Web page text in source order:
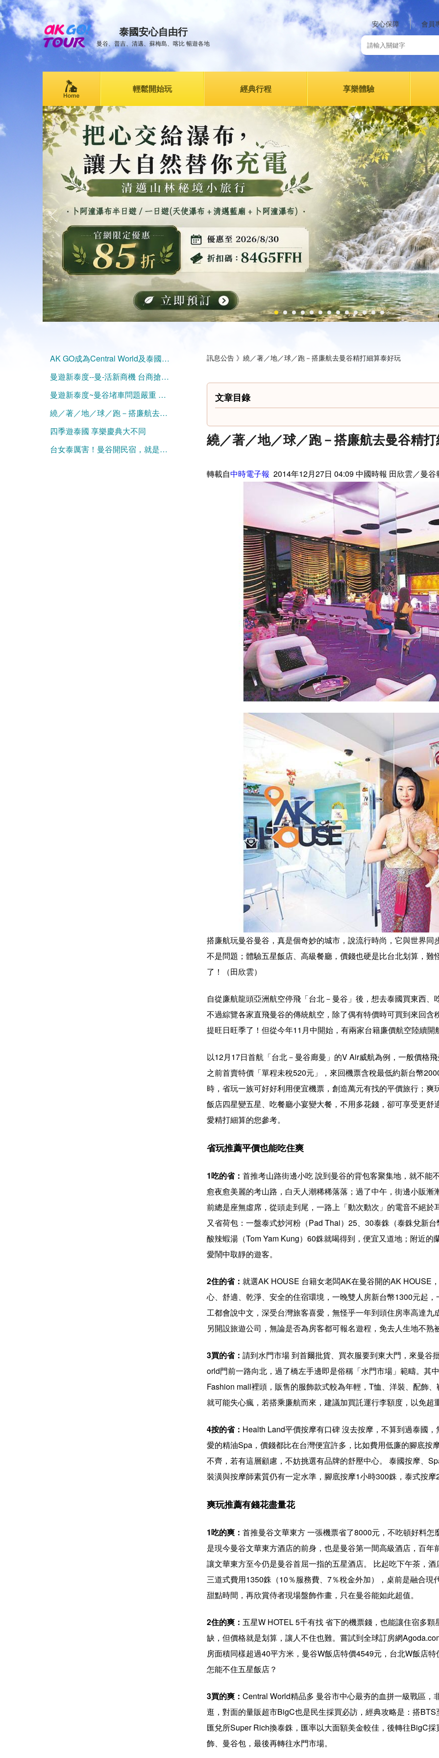
泰國安心自由行
曼谷、普吉、清邁、蘇梅島、喀比 暢遊各地
安心保障 會員
輕鬆開始玩 經典行程 享樂體驗
訊息公告 》 繞／著／地／球／跑－搭廉航去曼谷精打細算泰好玩
文章目錄
繞／著／地／球／跑－搭廉航去曼谷精
轉載自中時電子報 2014年12月27日 04:09 中國時報 田欣雲／曼谷
搭廉航玩曼谷曼谷，真是個奇妙的城市，說流行時尚，它與世界
不是問題；體驗五星飯店、高級餐廳，價錢也硬是比台北划算，
了！（田欣雲）
自從廉航龍頭亞洲航空停飛「台北－曼谷」後，想去泰國買東西
不過綜覽各家直飛曼谷的傳統航空，除了偶有特價時可買到來回
提旺日旺季了！但從今年11月中開始，有兩家台籍廉價航空陸續
以12月17日首航「台北－曼谷廊曼」的V Air威航為例，一般價格
之前首賣特價「單程未稅520元」，來回機票含稅最低約新台幣
時，省玩一族可好好利用便宜機票，創造萬元有找的平價旅行；
飯店四星變五星、吃餐廳小宴變大餐，不用多花錢，卻可享受更
愛精打細算的您參考。
省玩推薦平價也能吃住爽
1吃的省： 首推考山路街邊小吃 說到曼谷的背包客聚集地，就不能
愈夜愈美麗的考山路，白天人潮稀稀落落；過了中午，街邊小販
前總是座無虛席，從頭走到尾，一路上「動次動次」的電音不絕
又省荷包：一盤泰式炒河粉（Pad Thai）25、30泰銖（泰銖兌新
酸辣蝦湯（Tom Yam Kung）60銖就喝得到，便宜又道地；附近
愛鬧中取靜的遊客。
2住的省： 就選AK HOUSE 台籍女老闆AK在曼谷開的AK HOUSE
心、舒適、乾淨、安全的住宿環境，一晚雙人房新台幣1300元起
工都會說中文，深受台灣旅客喜愛，無怪乎一年到頭住房率高達
另開設旅遊公司，無論是否為房客都可報名遊程，免去人生地不熟
3買的省： 請到水門市場 到首爾批貨、買衣服要到東大門，來曼谷
orld門前一路向北，過了橋左手邊即是俗稱「水門市場」範疇。其
Fashion mall裡頭，販售的服飾款式較為年輕，T恤、洋裝、配飾
就可能失心瘋，若搭乘廉航而來，建議加買託運行李額度，以免超
4按的省： Health Land平價按摩有口碑 沒去按摩，不算到過泰國
愛的精油Spa，價錢都比在台灣便宜許多，比如費用低廉的腳底按
不齊，若有這層顧慮，不妨挑選有品牌的舒壓中心。 泰國按摩、
裝潢與按摩師素質仍有一定水準，腳底按摩1小時300銖，泰式按
爽玩推薦有錢花盡量花
1吃的爽： 首推曼谷文華東方 一張機票省了8000元，不吃頓好料
是現今曼谷文華東方酒店的前身，也是曼谷第一間高級酒店，百
讓文華東方至今仍是曼谷首屈一指的五星酒店。 比起吃下午茶，
三道式費用1350銖（10％服務費、7％稅金外加），桌前是融合
甜點時間，再欣賞侍者現場盤飾作畫，只在曼谷能如此超值。
2住的爽： 五星W HOTEL 5千有找 省下的機票錢，也能讓住宿多
缺，但價格就是划算，讓人不住也難。嘗試到全球訂房網
房面積同樣超過40平方米，曼谷W飯店特價4549元，台北W飯店
怎能不住五星飯店？
3買的爽： Central World精品多 曼谷市中心最夯的血拼一級戰區
逛，對面的量販超市BigC也是民生採買必訪，經典攻略是：搭
匯兌所Super Rich換泰銖，匯率以大面額美金較佳，後轉往BigC
飾、曼谷包，最後再轉往水門市場。
AK GO成為Central World及泰國觀光局合作夥伴
曼遊新泰度--曼-活新商機 台商搶進開民宿! │中視新聞專題20150318
曼遊新泰度~曼谷堵車問題嚴重 水上捷運連貫東西 │中視新聞專題 20150320
繞／著／地／球／跑－搭廉航去曼谷精打細算泰好玩
四季遊泰國 享樂慶典大不同
台女泰厲害！曼谷開民宿，就是要說中文